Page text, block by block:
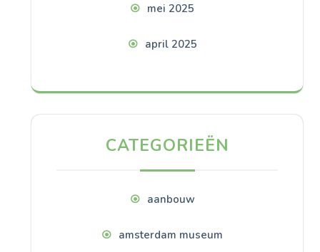
mei 2025
april 2025
CATEGORIEËN
aanbouw
amsterdam museum